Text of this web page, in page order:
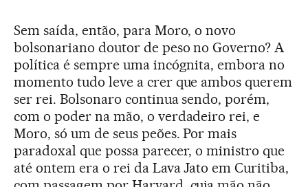
Sem saída, então, para Moro, o novo
bolsonariano doutor de peso no Governo? A
política é sempre uma incógnita, embora no
momento tudo leve a crer que ambos querem
ser rei. Bolsonaro continua sendo, porém,
com o poder na mão, o verdadeiro rei, e
Moro, só um de seus peões. Por mais
paradoxal que possa parecer, o ministro que
até ontem era o rei da Lava Jato em Curitiba,